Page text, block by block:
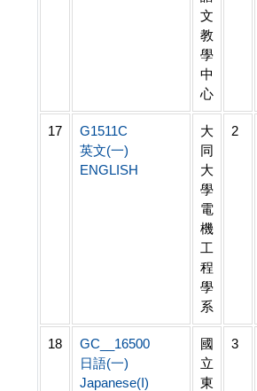
文
教
學
中
心
17
G1511C
英文(一)
ENGLISH
大
同
大
學
電
機
工
程
學
系
2
18
GC__16500
日語(一)
Japanese(I)
國
立
東
3